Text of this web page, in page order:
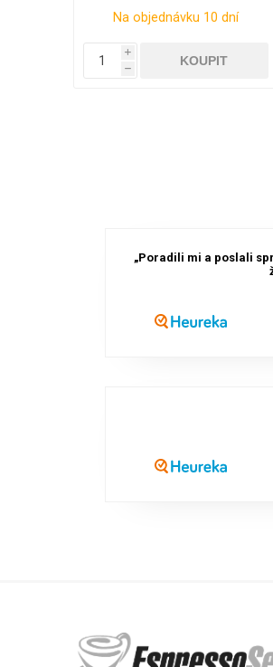
Na objednávku 10 dní
i
h
„Poradili mi a poslali